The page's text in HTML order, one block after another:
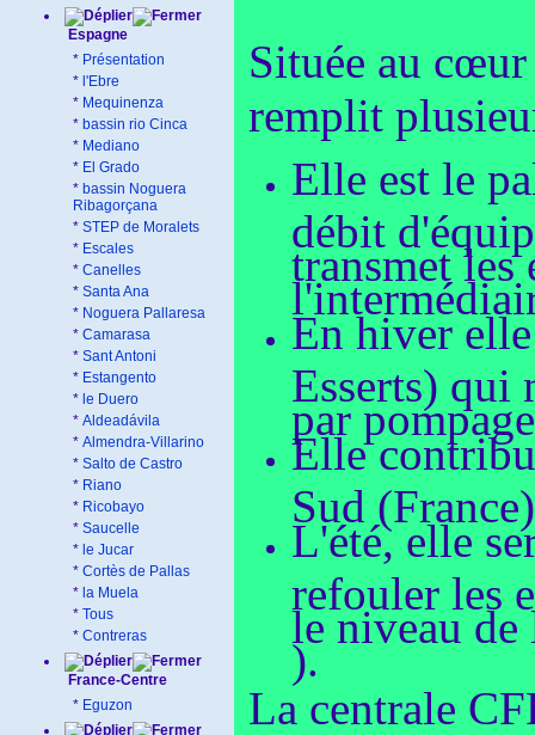
Espagne
* Présentation
* l'Ebre
* Mequinenza
* bassin rio Cinca
* Mediano
* El Grado
* bassin Noguera
Ribagorçana
* STEP de Moralets
* Escales
* Canelles
* Santa Ana
* Noguera Pallaresa
* Camarasa
* Sant Antoni
* Estangento
* le Duero
* Aldeadávila
* Almendra-Villarino
* Salto de Castro
* Riano
* Ricobayo
* Saucelle
* le Jucar
* Cortès de Pallas
* la Muela
* Tous
* Contreras
France-Centre
* Eguzon
Située au
remplit
Elle est le
débit
transmet les
En hiver
Esserts) qui
par
Elle
Sud
L'été, elle
refouler les
le niveau de
).
La centrale